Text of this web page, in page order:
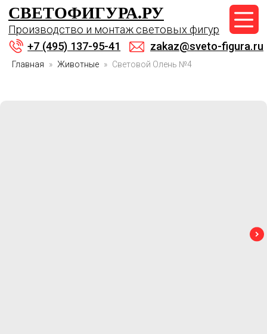
СВЕТОФИГУРА.РУ
Производство и монтаж световых фигур
zakaz@sveto-figura.ru
+7 (495) 137-95-41
zakaz@sveto-figura.ru
+7 (495) 137-95-41
Главная Животные Световой Олень №4